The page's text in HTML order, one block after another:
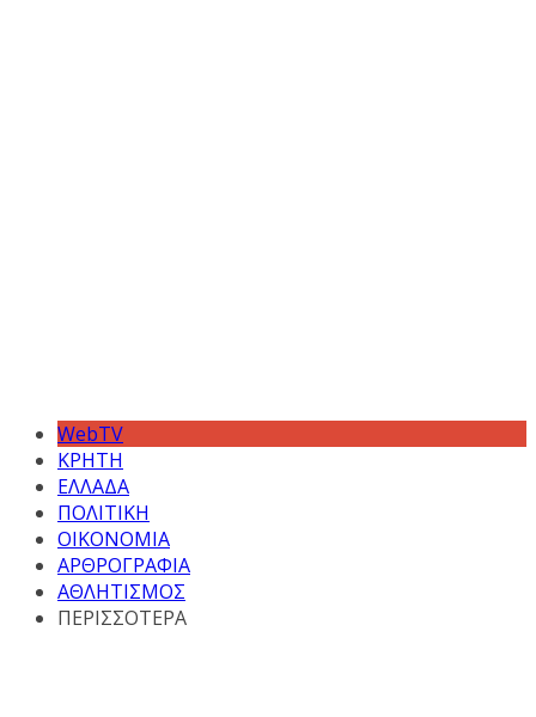
WebTV
ΚΡΗΤΗ
ΕΛΛΑΔΑ
ΠΟΛΙΤΙΚΗ
ΟΙΚΟΝΟΜΙΑ
ΑΡΘΡΟΓΡΑΦΙΑ
ΑΘΛΗΤΙΣΜΟΣ
ΠΕΡΙΣΣΟΤΕΡΑ